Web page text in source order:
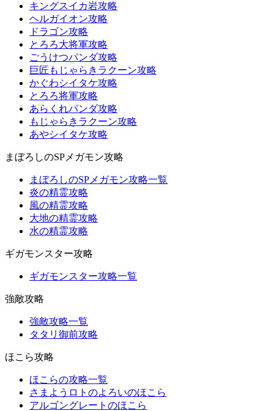
キングスイカ岩攻略
ヘルガイオン攻略
ドラゴン攻略
とろろ大将軍攻略
ごうけつパンダ攻略
巨匠もじゃらきラクーン攻略
かぐわシイタケ攻略
とろろ将軍攻略
あらくれパンダ攻略
もじゃらきラクーン攻略
あやシイタケ攻略
まぼろしのSPメガモン攻略
まぼろしのSPメガモン攻略一覧
炎の精霊攻略
風の精霊攻略
大地の精霊攻略
水の精霊攻略
ギガモンスター攻略
ギガモンスター攻略一覧
強敵攻略
強敵攻略一覧
タタリ御前攻略
ほこら攻略
ほこらの攻略一覧
さまようロトのよろいのほこら
アルゴングレートのほこら